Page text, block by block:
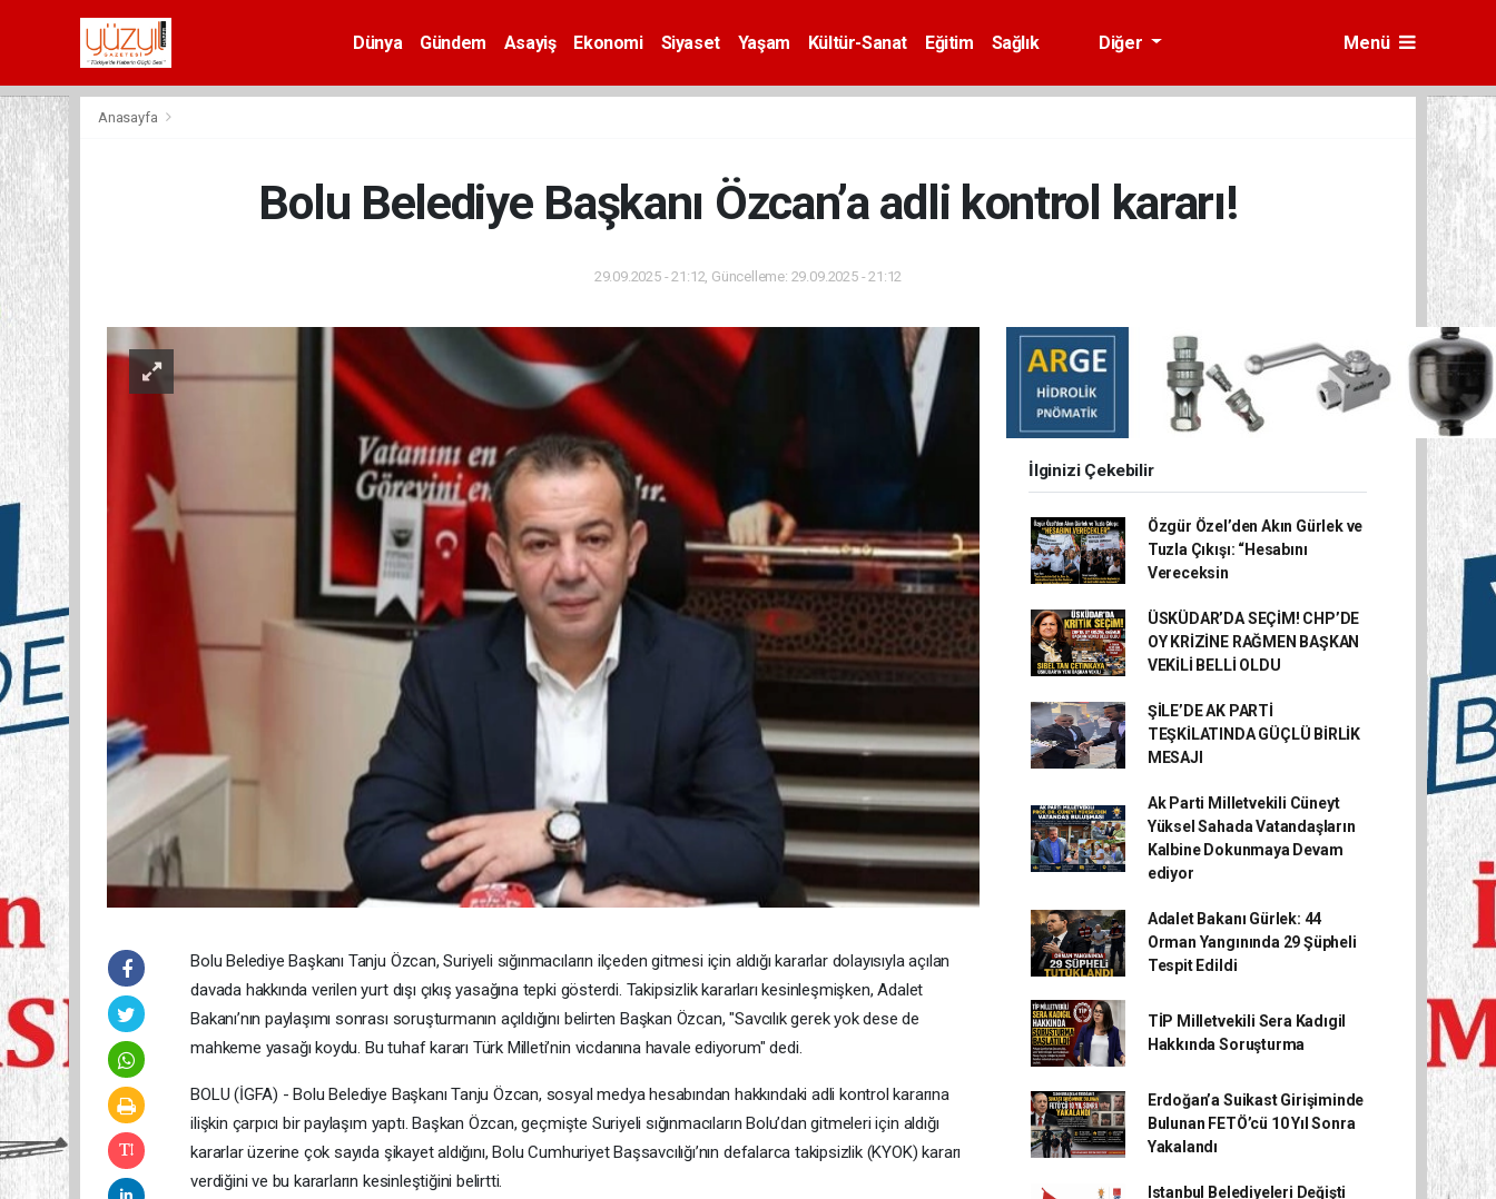
Dünya Gündem Asayiş Ekonomi Siyaset Yaşam Kültür-Sanat Eğitim
Sağlık
Diğer Menü
Anasayfa
Bolu Belediye Başkanı Özcan’a adli kontrol kararı!
29.09.2025 - 21:12, Güncelleme: 29.09.2025 - 21:12
Bolu Belediye Başkanı Tanju Özcan, Suriyeli sığınmacıların ilçeden gitmesi için aldığı kararlar dolayısıyla açılan
davada hakkında verilen yurt dışı çıkış yasağına tepki gösterdi. Takipsizlik kararları kesinleşmişken, Adalet
Bakanı’nın paylaşımı sonrası soruşturmanın açıldığını belirten Başkan Özcan, "Savcılık gerek yok dese de
mahkeme yasağı koydu. Bu tuhaf kararı Türk Milleti’nin vicdanına havale ediyorum" dedi.
BOLU (İGFA) - Bolu Belediye Başkanı Tanju Özcan, sosyal medya hesabından hakkındaki adli kontrol kararına
ilişkin çarpıcı bir paylaşım yaptı. Başkan Özcan, geçmişte Suriyeli sığınmacıların Bolu’dan gitmeleri için aldığı
kararlar üzerine çok sayıda şikayet aldığını, Bolu Cumhuriyet Başsavcılığı’nın defalarca takipsizlik (KYOK) kararı
verdiğini ve bu kararların kesinleştiğini belirtti.
İlginizi Çekebilir
Özgür Özel’den Akın Gürlek ve
Tuzla Çıkışı: “Hesabını
Vereceksin
ÜSKÜDAR’DA SEÇİM! CHP’DE
OY KRİZİNE RAĞMEN BAŞKAN
VEKİLİ BELLİ OLDU
ŞİLE’DE AK PARTİ
TEŞKİLATINDA GÜÇLÜ BİRLİK
MESAJI
Ak Parti Milletvekili Cüneyt
Yüksel Sahada Vatandaşların
Kalbine Dokunmaya Devam
ediyor
Adalet Bakanı Gürlek: 44
Orman Yangınında 29 Şüpheli
Tespit Edildi
TİP Milletvekili Sera Kadıgil
Hakkında Soruşturma
Erdoğan’a Suikast Girişiminde
Bulunan FETÖ’cü 10 Yıl Sonra
Yakalandı
Istanbul Belediyeleri Değişti